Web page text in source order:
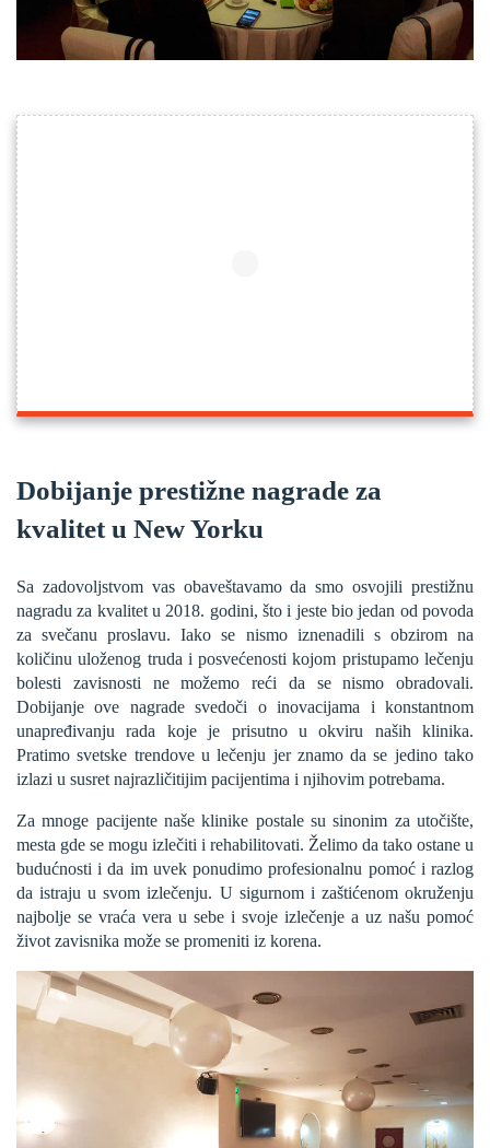
Dobijanje prestižne nagrade za
kvalitet u New Yorku
Sa zadovoljstvom vas obaveštavamo da smo osvojili prestižnu
nagradu za kvalitet u 2018. godini, što i jeste bio jedan od povoda
za svečanu proslavu. Iako se nismo iznenadili s obzirom na
količinu uloženog truda i posvećenosti kojom pristupamo lečenju
bolesti zavisnosti ne možemo reći da se nismo obradovali.
Dobijanje ove nagrade svedoči o inovacijama i konstantnom
unapređivanju rada koje je prisutno u okviru naših klinika.
Pratimo svetske trendove u lečenju jer znamo da se jedino tako
izlazi u susret najrazličitijim pacijentima i njihovim potrebama.
Za mnoge pacijente naše klinike postale su sinonim za utočište,
mesta gde se mogu izlečiti i rehabilitovati. Želimo da tako ostane u
budućnosti i da im uvek ponudimo profesionalnu pomoć i razlog
da istraju u svom izlečenju. U sigurnom i zaštićenom okruženju
najbolje se vraća vera u sebe i svoje izlečenje a uz našu pomoć
život zavisnika može se promeniti iz korena.